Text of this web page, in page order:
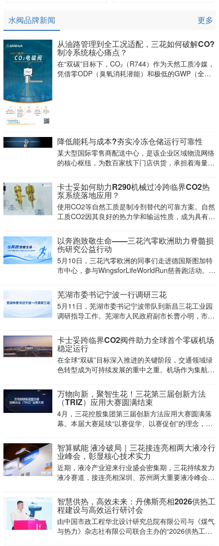
水阀品牌新闻 更多
从油路管理到全工况适配，三花如何破解CO?
制冷系统核心痛点？
在“双碳”目标下，CO₂（R744）作为天然工质冷媒，
凭借零ODP（臭氧消耗潜能）和极低的GWP（全球
降低能耗与成本?夯实冷冻仓储运行可靠性
某大型国际零售商配送中心，是该企业区域物流网络
的核心枢纽，为数百家线下门店供货，承担着海量冷
耗很高，设备运行的可靠性与能效，是保障商品冷冻
仓储状态的关键。该企业管理团队一直主动寻求优化
改造方案，
卡士妥如何助力R290机械过冷跨临界CO2热
泵系统落地应用？
使用CO2等自然工质是制冷剂替代的可靠方案。自然
工质CO2因其良好的热力学和输运性质，成为具有应
高的回水温度导致跨临界CO2热泵系统的节流损失
大、能效偏低，制约了其推广应用。机械过冷技术是
提
以奔跑致敬生命——三花汽零欧洲助力脊髓损
伤研究公益行动
5月10日，三花汽零欧洲的同事们走进德国斯图加特
市中心，参与WingsforLifeWorldRun慈善跑活动。这
的同步公益行动：在同一时刻，来自世界各地的跑者
从全球150多个官方赛点同
芜湖市委书记宁波一行调研三花
5月11日，芜湖市委书记宁波带队到新昌三花工业园
调研指导工作。芜湖市人民政府副市长曹小明，市政
工委书记、管委会主任，弋江区委书记李新宇等各级
领导陪同调研。三花智控总裁王大勇等公司领导接待
并座谈交
卡士妥跨临界CO2阀件助力全球首个零碳机场
稳定运行
在全球“双碳”目标深入推进的关键阶段，交通领域绿
色转型成为可持续发展的重中之重。机场作为集航空
的复杂综合体，其零碳改造因技术难度大、系统联动
性高，成为行业公认的减碳“硬骨头”。
万物向新，聚智生花！三花第三届创新方法
（TRIZ）应用大赛圆满结束
4月，三花控股集团第三届创新方法应用大赛圆满落
幕。本届大赛延续“以赛促学、以赛促创”的理念，进
新氛围。
智算赋能 液冷破局｜三花接连亮相两大液冷行
业峰会，彰显核心技术实力
近期，液冷产业迎来行业盛会密集期，三花持续发力
液冷赛道，接连亮相深圳、苏州两大重要液冷峰会，
需求，传递稳步布局液冷领域、深耕技术创新的坚定
决心。
智慧供热，高效未来：丹佛斯亮相2026供热工
程建设与高效运行研讨会
由中国市政工程华北设计研究总院有限公司与《煤气
与热力》杂志社有限公司联合主办的“2026供热工程